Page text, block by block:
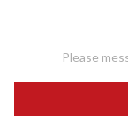
Please